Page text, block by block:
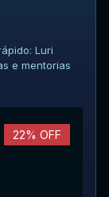
Luri
e mentorias
22% OFF